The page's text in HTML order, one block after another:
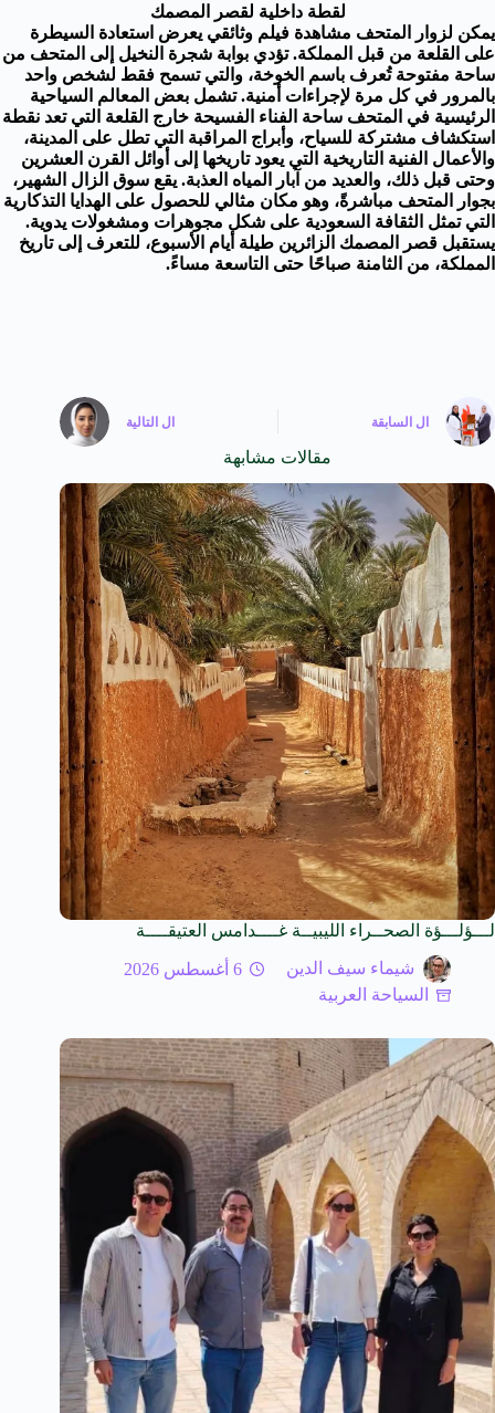
لقطة داخلية لقصر المصمك
يمكن لزوار المتحف مشاهدة فيلم وثائقي يعرض استعادة السيطرة
على القلعة من قبل المملكة. تؤدي بوابة شجرة النخيل إلى المتحف من
ساحة مفتوحة تُعرف باسم الخوخة، والتي تسمح فقط لشخص واحد
بالمرور في كل مرة لإجراءات أمنية. تشمل بعض المعالم السياحية
الرئيسية في المتحف ساحة الفناء الفسيحة خارج القلعة التي تعد نقطة
استكشاف مشتركة للسياح، وأبراج المراقبة التي تطل على المدينة،
والأعمال الفنية التاريخية التي يعود تاريخها إلى أوائل القرن العشرين
وحتى قبل ذلك، والعديد من آبار المياه العذبة. يقع سوق الزال الشهير،
بجوار المتحف مباشرةً، وهو مكان مثالي للحصول على الهدايا التذكارية
التي تمثل الثقافة السعودية على شكل مجوهرات ومشغولات يدوية.
يستقبل قصر المصمك الزائرين طيلة أيام الأسبوع، للتعرف إلى تاريخ
المملكة، من الثامنة صباحًا حتى التاسعة مساءً.
ال السابقة ال التالية
مقالات مشابهة
لـــؤلـــؤة الصحــراء الليبيــة غــــدامس العتيقــــة
شيماء سيف الدين
6 أغسطس 2026
السياحة العربية